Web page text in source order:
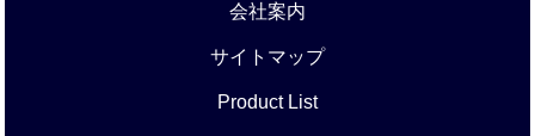
会社案内
サイトマップ
Product List